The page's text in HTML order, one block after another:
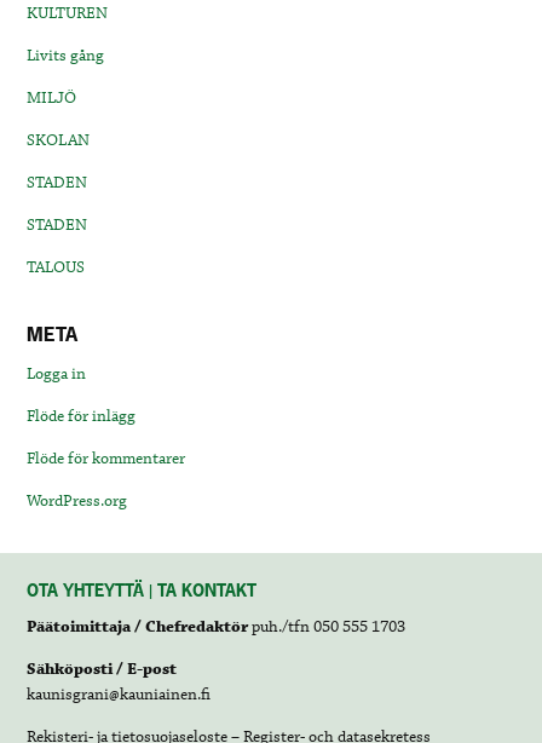
KULTUREN
Livits gång
MILJÖ
SKOLAN
STADEN
STADEN
TALOUS
META
Logga in
Flöde för inlägg
Flöde för kommentarer
WordPress.org
OTA YHTEYTTÄ | TA KONTAKT
Päätoimittaja / Chefredaktörpuh./tfn 050 555 1703
Sähköposti / E-post
kaunisgrani@kauniainen.fi
Rekisteri- ja tietosuojaseloste – Register- och datasekretess